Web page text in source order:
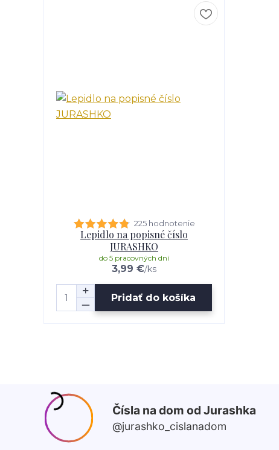
225 hodnotenie
Lepidlo na popisné číslo
JURASHKO
3,99 €/ks
do 5 pracovných dní
Pridať do košíka